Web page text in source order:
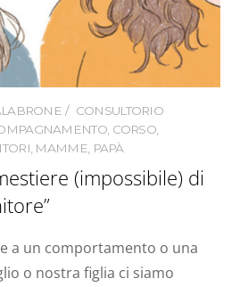
CONSULTORIO
, CORSO,
, MAMME, PAPÀ
(impossibile) di
a un comportamento o una
o nostra figlia ci siamo